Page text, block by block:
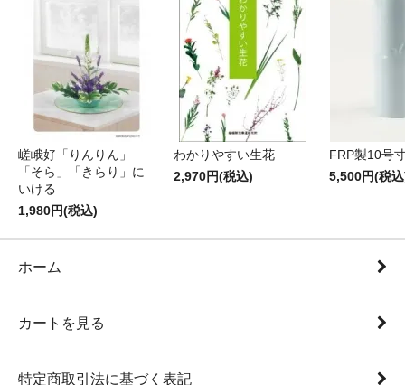
嵯峨好「りんりん」
「そら」「きらり」に
いける
1,980円(税込)
わかりやすい生花
2,970円(税込)
FRP製10号
5,500円(税
ホーム
カートを見る
特定商取引法に基づく表記